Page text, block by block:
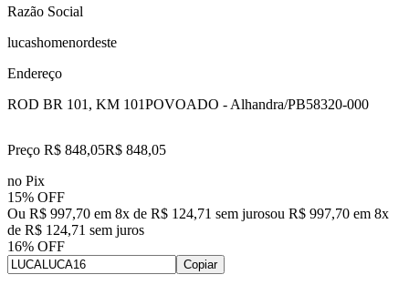
Razão Social
lucashomenordeste
Endereço
ROD BR 101, KM 101POVOADO - Alhandra/PB58320-000
Preço R$ 848,05R$ 848,05
no Pix
15% OFF
Ou R$ 997,70 em 8x de R$ 124,71 sem jurosou R$ 997,70 em 8x
de R$ 124,71 sem juros
16% OFF
Copiar